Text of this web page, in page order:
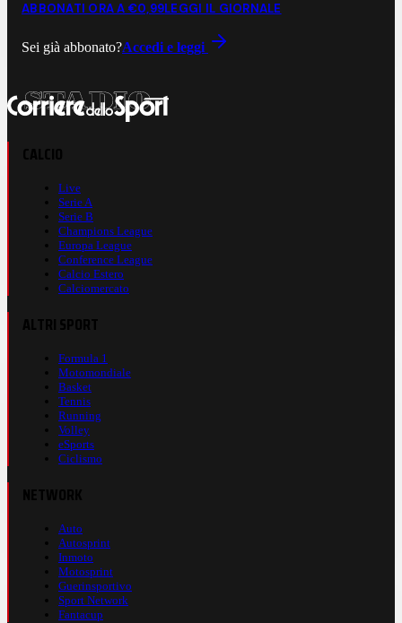
ABBONATI ORA A €0,99LEGGI IL GIORNALE
Sei già abbonato?Accedi e leggi
Live
Serie A
Serie B
Champions League
Europa League
Conference League
Calcio Estero
Calciomercato
Formula 1
Motomondiale
Basket
Tennis
Running
Volley
eSports
Ciclismo
Auto
Autosprint
Inmoto
Motosprint
Guerinsportivo
Sport Network
Fantacup